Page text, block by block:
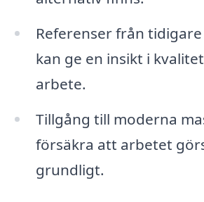
Referenser från
kan ge en insikt i
arbete.
Tillgång till moderna
försäkra att arbetet
grundligt.